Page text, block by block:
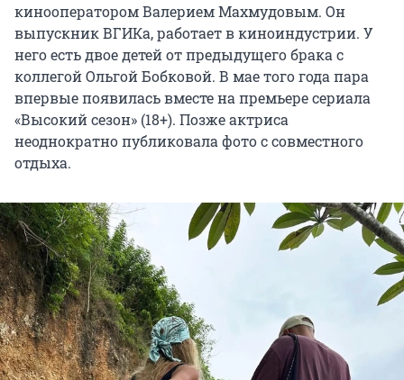
кинооператором Валерием Махмудовым. Он
выпускник ВГИКа, работает в киноиндустрии. У
него есть двое детей от предыдущего брака с
коллегой Ольгой Бобковой. В мае того года пара
впервые появилась вместе на премьере сериала
«Высокий сезон» (18+). Позже актриса
неоднократно публиковала фото с совместного
отдыха.